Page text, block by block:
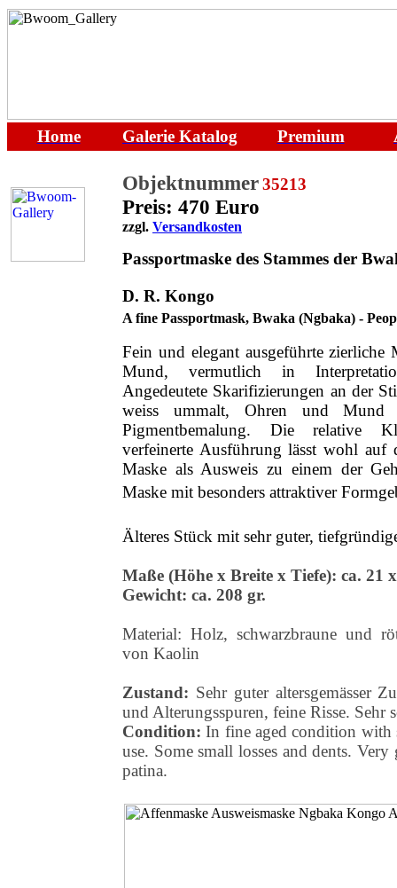
Home Galerie Katalog Premium
Objektnummer35213
Preis: 470 Euro
zzgl. Versandkosten
Passportmaske des Stammes der
D. R. Kongo
A fine Passportmask, Bwaka (Ngbaka) -
Fein und elegant ausgeführte zierliche
Mund, vermutlich in
Angedeutete Skarifizierungen an der
weiss ummalt, Ohren und
Pigmentbemalung. Die relative
verfeinerte Ausführung lässt wohl auf
Maske als Ausweis zu einem der
Maske mit besonders attraktiver
Älteres Stück mit sehr guter,
Maße (Höhe x Breite x Tiefe): ca. 21
Gewicht: ca. 208 gr.
Material: Holz, schwarzbraune und
von Kaolin
Zustand: Sehr guter altersgemässer
und Alterungsspuren, feine Risse. Sehr
Condition: In fine aged condition with
use. Some small losses and dents.
patina.